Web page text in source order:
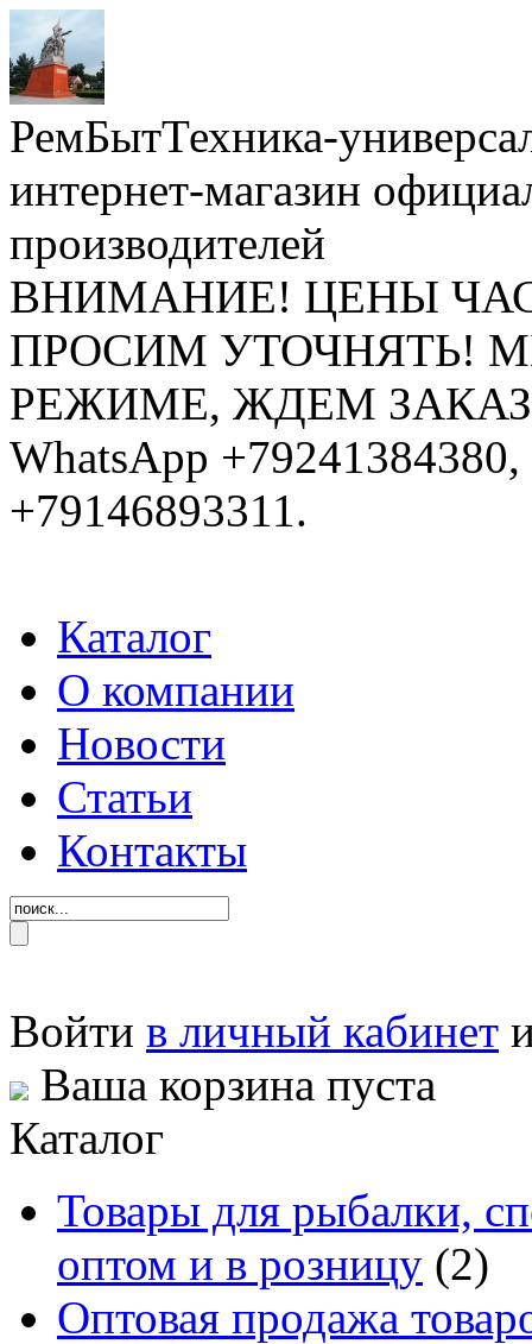
РемБытТехника-
интернет-магазин
производителей
ВНИМАНИЕ! ЦЕНЫ
ПРОСИМ УТОЧНЯТЬ!
РЕЖИМЕ, ЖДЕМ ЗАКАЗЫ:
WhatsApp
+79146893311.
Каталог
О компании
Новости
Статьи
Контакты
Войти в личный кабинет
Ваша корзина пуста
Каталог
Товары для рыбалки,
оптом и в розницу (2)
Оптовая продажа